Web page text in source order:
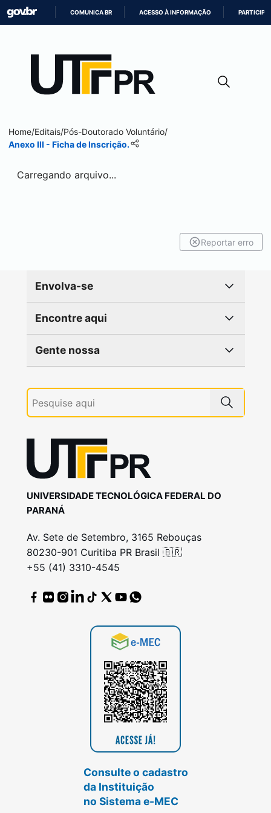
CONTEÚDO
COMUNICA BR ACESSO À INFORMAÇÃO PARTICIPE
Home/Editais/Pós-Doutorado Voluntário/
Anexo III - Ficha de Inscrição.
Carregando arquivo...
Reportar erro
Envolva-se
Encontre aqui
Gente nossa
UNIVERSIDADE TECNOLÓGICA FEDERAL DO
PARANÁ
Av. Sete de Setembro, 3165 Rebouças
80230-901 Curitiba PR Brasil 🇧🇷
+55 (41) 3310-4545
Consulte o cadastro
da Instituição
no Sistema e-MEC